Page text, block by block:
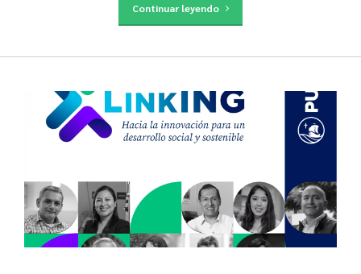
Continuar leyendo